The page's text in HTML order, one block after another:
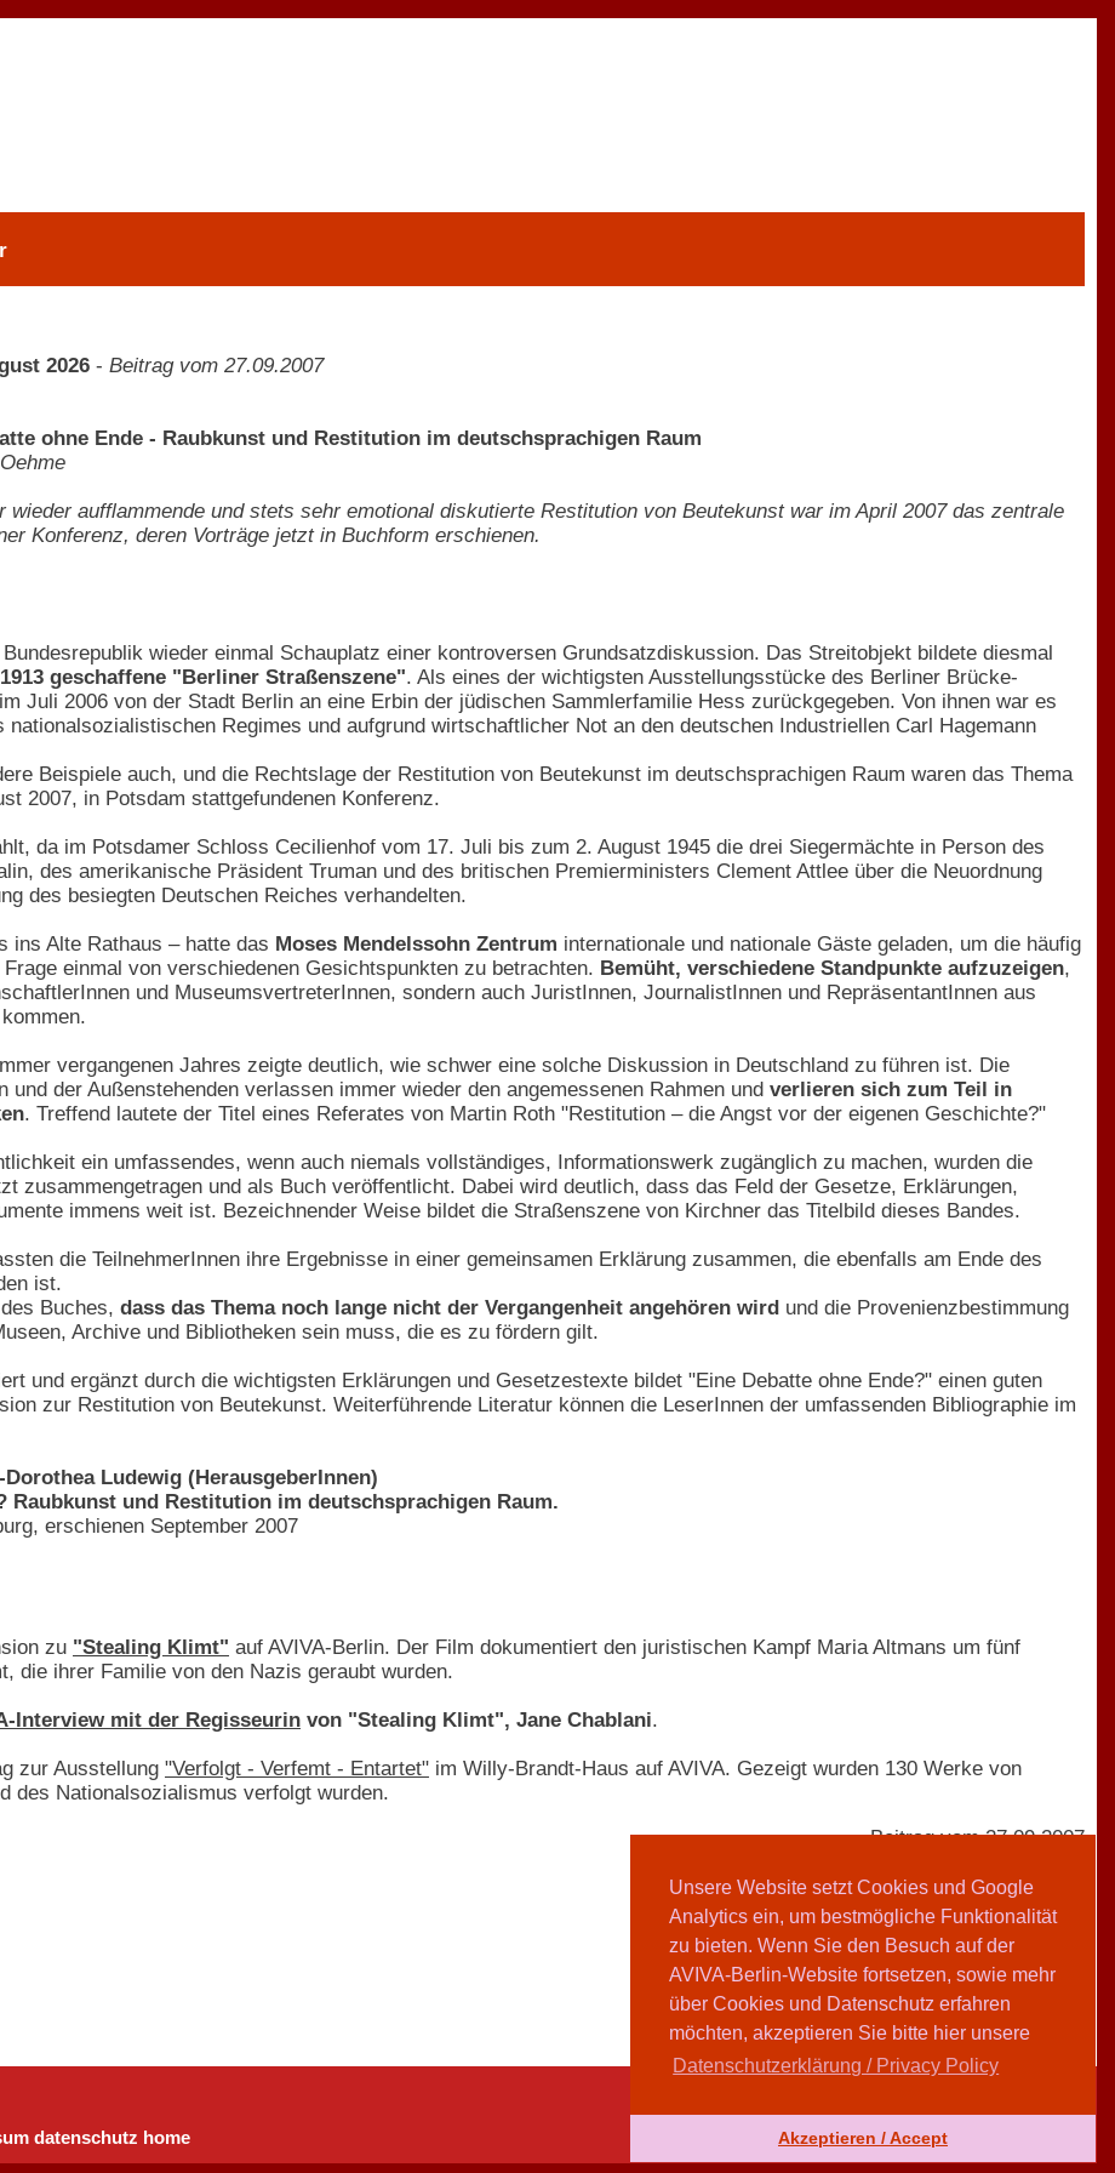
Unsere Website setzt Cookies und Google
Analytics ein, um bestmögliche Funktionalität
zu bieten. Wenn Sie den Besuch auf der
AVIVA-Berlin-Website fortsetzen, sowie mehr
über Cookies und Datenschutz erfahren
möchten, akzeptieren Sie bitte hier unsere
Datenschutzerklärung / Privacy Policy
Akzeptieren / Accept
2026 - Beitrag vom 27.09.2007
ohne Ende - Raubkunst und Restitution im deutschsprachigen Raum
wieder aufflammende und stets sehr emotional diskutierte Restitution von Beutekunst war im April 2007 das zentrale
Konferenz, deren Vorträge jetzt in Buchform erschienen.
wieder einmal Schauplatz einer kontroversen Grundsatzdiskussion. Das Streitobjekt bildete diesmal
geschaffene "Berliner Straßenszene". Als eines der wichtigsten Ausstellungsstücke des Berliner Brücke-
Juli 2006 von der Stadt Berlin an eine Erbin der jüdischen Sammlerfamilie Hess zurückgegeben. Von ihnen war es
nationalsozialistischen Regimes und aufgrund wirtschaftlicher Not an den deutschen Industriellen Carl Hagemann
Beispiele auch, und die Rechtslage der Restitution von Beutekunst im deutschsprachigen Raum waren das Thema
2007, in Potsdam stattgefundenen Konferenz.
da im Potsdamer Schloss Cecilienhof vom 17. Juli bis zum 2. August 1945 die drei Siegermächte in Person des
des amerikanische Präsident Truman und des britischen Premierministers Clement Attlee über die Neuordnung
des besiegten Deutschen Reiches verhandelten.
ins Alte Rathaus – hatte das Moses Mendelssohn Zentrum internationale und nationale Gäste geladen, um die häufig
einmal von verschiedenen Gesichtspunkten zu betrachten. Bemüht, verschiedene Standpunkte aufzuzeigen,
und MuseumsvertreterInnen, sondern auch JuristInnen, JournalistInnen und RepräsentantInnen aus
vergangenen Jahres zeigte deutlich, wie schwer eine solche Diskussion in Deutschland zu führen ist. Die
und der Außenstehenden verlassen immer wieder den angemessenen Rahmen und verlieren sich zum Teil in
. Treffend lautete der Titel eines Referates von Martin Roth "Restitution – die Angst vor der eigenen Geschichte?"
ein umfassendes, wenn auch niemals vollständiges, Informationswerk zugänglich zu machen, wurden die
zusammengetragen und als Buch veröffentlicht. Dabei wird deutlich, dass das Feld der Gesetze, Erklärungen,
immens weit ist. Bezeichnender Weise bildet die Straßenszene von Kirchner das Titelbild dieses Bandes.
die TeilnehmerInnen ihre Ergebnisse in einer gemeinsamen Erklärung zusammen, die ebenfalls am Ende des
ist.
Buches, dass das Thema noch lange nicht der Vergangenheit angehören wird und die Provenienzbestimmung
Archive und Bibliotheken sein muss, die es zu fördern gilt.
und ergänzt durch die wichtigsten Erklärungen und Gesetzestexte bildet "Eine Debatte ohne Ende?" einen guten
zur Restitution von Beutekunst. Weiterführende Literatur können die LeserInnen der umfassenden Bibliographie im
Ludewig (HerausgeberInnen)
Raubkunst und Restitution im deutschsprachigen Raum.
erschienen September 2007
zu "Stealing Klimt" auf AVIVA-Berlin. Der Film dokumentiert den juristischen Kampf Maria Altmans um fünf
die ihrer Familie von den Nazis geraubt wurden.
Interview mit der Regisseurin von "Stealing Klimt", Jane Chablani.
zur Ausstellung "Verfolgt - Verfemt - Entartet" im Willy-Brandt-Haus auf AVIVA. Gezeigt wurden 130 Werke von
des Nationalsozialismus verfolgt wurden.
Beitrag vom 27.09.2007
AVIVA-Redaktion
datenschutz home